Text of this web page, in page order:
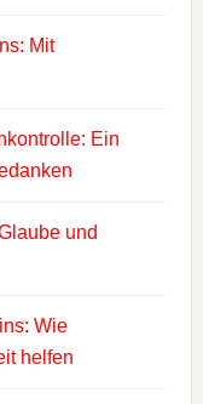
Mit
Ein
und
Wie
helfen